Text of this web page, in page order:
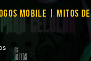
MOBILE | MITOS DE